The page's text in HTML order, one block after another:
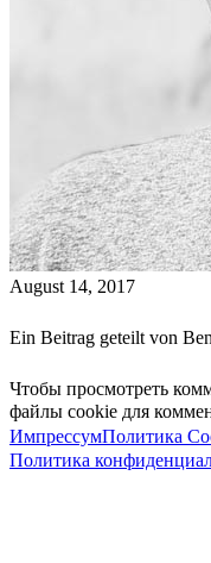
August 14, 2017
Ein Beitrag geteilt von
Чтобы просмотреть
файлы cookie для
ИмпрессумПолитика
Политика